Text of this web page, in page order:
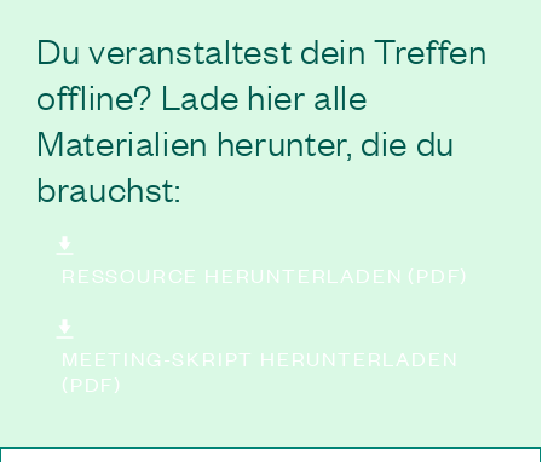
Du veranstaltest dein Treffen
offline? Lade hier alle
Materialien herunter, die du
brauchst:
RESSOURCE HERUNTERLADEN (PDF)
MEETING-SKRIPT HERUNTERLADEN
(PDF)